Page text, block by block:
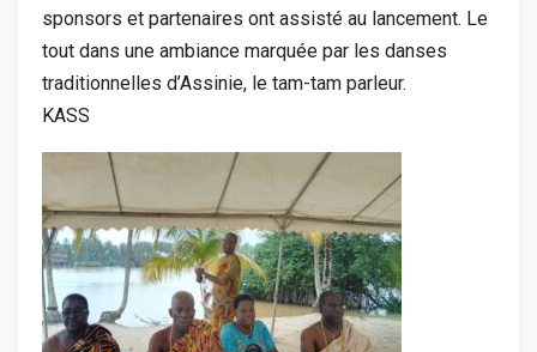
sponsors et partenaires ont assisté au lancement. Le
tout dans une ambiance marquée par les danses
traditionnelles d’Assinie, le tam-tam parleur.
KASS